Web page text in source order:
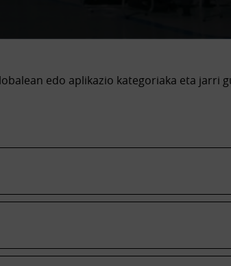
edo aplikazio kategoriaka eta jarri